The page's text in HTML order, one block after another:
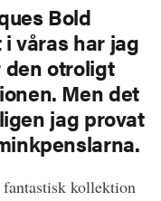
Bold
våras har jag
den otroligt
Men det
jag provat
kollektion